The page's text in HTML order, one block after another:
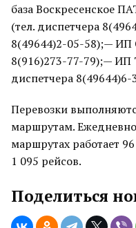
база Воскресенское
(тел. диспетчера
8(49644)2-05-58);— ИП
8(916)273-77-79);— ИП
диспетчера 8(49644)6-
Перевозки
маршрутам.
маршрутах работает
1 095 рейсов.
Поделиться